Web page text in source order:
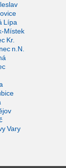
Lípa
Místek
Kr.
n.N.
Vary